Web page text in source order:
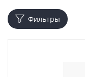
Фильтры